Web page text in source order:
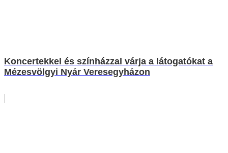
Koncertekkel és színházzal várja a látogatókat a
Mézesvölgyi Nyár Veresegyházon